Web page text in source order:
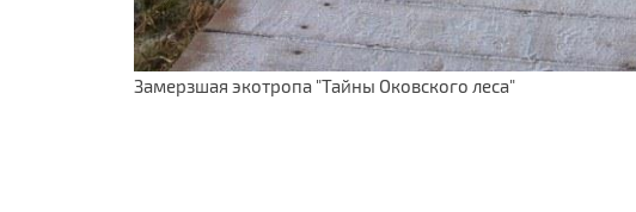
Замерзшая экотропа "Тайны Оковского леса"